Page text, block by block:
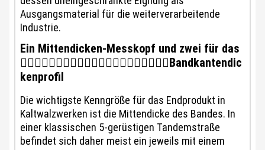
Ausgangsmaterial für die weiterverarbeitende
Industrie.
Ein Mittendicken-Messkopf und zwei für das
􏰠􏰙􏰂􏰎􏰟􏰙􏰂􏰀􏰁􏰂􏰎􏰓􏰢􏰟􏰁􏰂􏰃􏰄􏰅􏰆􏰇Bandkantendic
kenprofil
Die wichtigste Kenngröße für das Endprodukt in
Kaltwalzwerken ist die Mittendicke des Bandes. In
einer klassischen 5-gerüstigen Tandemstraße
befindet sich daher meist ein jeweils mit einem